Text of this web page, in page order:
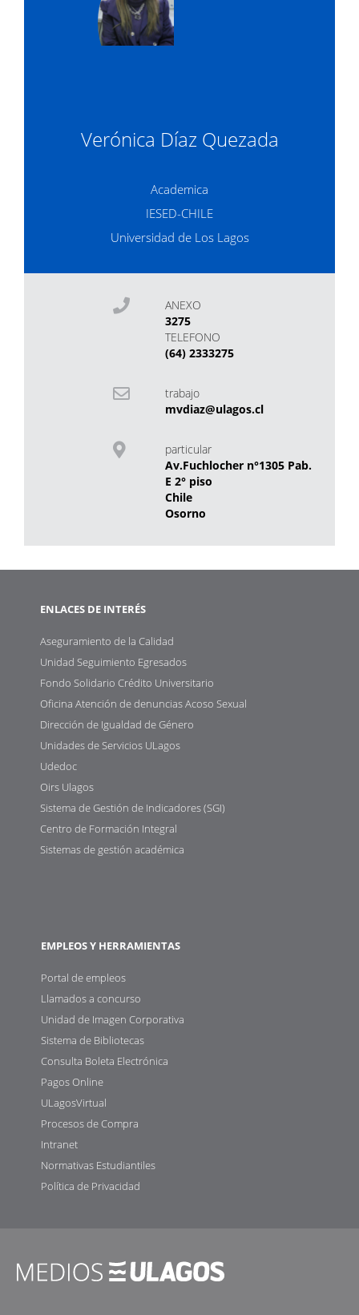
Verónica Díaz Quezada
Academica
IESED-CHILE
Universidad de Los Lagos
ANEXO
3275
TELEFONO
(64) 2333275
trabajo
mvdiaz@ulagos.cl
particular
Av.Fuchlocher n°1305 Pab.
E 2° piso
Chile
Osorno
ENLACES DE INTERÉS
Aseguramiento de la Calidad
Unidad Seguimiento Egresados
Fondo Solidario Crédito Universitario
Oficina Atención de denuncias Acoso Sexual
Dirección de Igualdad de Género
Unidades de Servicios ULagos
Udedoc
Oirs Ulagos
Sistema de Gestión de Indicadores (SGI)
Centro de Formación Integral
Sistemas de gestión académica
EMPLEOS Y HERRAMIENTAS
Portal de empleos
Llamados a concurso
Unidad de Imagen Corporativa
Sistema de Bibliotecas
Consulta Boleta Electrónica
Pagos Online
ULagosVirtual
Procesos de Compra
Intranet
Normativas Estudiantiles
Política de Privacidad